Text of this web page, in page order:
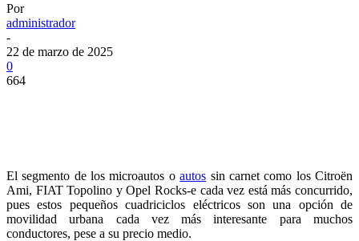
Por
administrador
-
22 de marzo de 2025
0
664
El segmento de los microautos oautos sin carnet como los Citroën
Ami, FIAT Topolino y Opel Rocks-e cada vez está más concurrido,
pues estos pequeños cuadriciclos eléctricos son una opción de
movilidad urbana cada vez más interesante para muchos
conductores, pese a su precio medio.